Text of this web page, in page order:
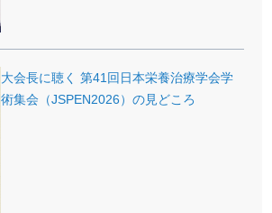
大会長に聴く 第41回日本栄養治療学会学
術集会（JSPEN2026）の見どころ